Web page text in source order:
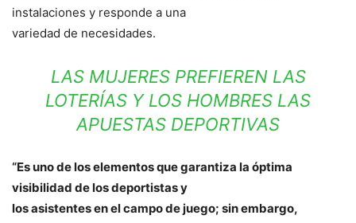
instalaciones y responde a una
variedad de necesidades.
LAS MUJERES PREFIEREN LAS
LOTERÍAS Y LOS HOMBRES LAS
APUESTAS DEPORTIVAS
“Es uno de los elementos que garantiza la óptima
visibilidad de los deportistas y
los asistentes en el campo de juego; sin embargo,